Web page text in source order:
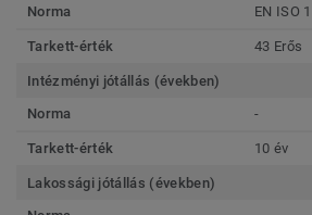
Norma
EN ISO
Tarkett-érték 43 Erős
Intézményi jótállás (években)
Norma
-
Tarkett-érték 10 év
Lakossági jótállás (években)